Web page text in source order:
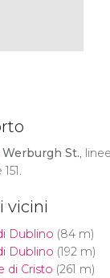
Werburgh St.,
vicini
Dublino (84 m)
Dublino (192 m)
di Cristo (261 m)